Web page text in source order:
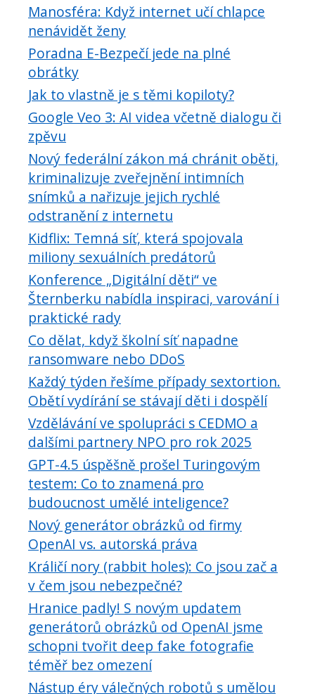
Manosféra: Když internet učí chlapce
nenávidět ženy
Poradna E-Bezpečí jede na plné
obrátky
Jak to vlastně je s těmi kopiloty?
Google Veo 3: AI videa včetně dialogu či
zpěvu
Nový federální zákon má chránit oběti,
kriminalizuje zveřejnění intimních
snímků a nařizuje jejich rychlé
odstranění z internetu
Kidflix: Temná síť, která spojovala
miliony sexuálních predátorů
Konference „Digitální děti“ ve
Šternberku nabídla inspiraci, varování i
praktické rady
Co dělat, když školní síť napadne
ransomware nebo DDoS
Každý týden řešíme případy sextortion.
Obětí vydírání se stávají děti i dospělí
Vzdělávání ve spolupráci s CEDMO a
dalšími partnery NPO pro rok 2025
GPT-4.5 úspěšně prošel Turingovým
testem: Co to znamená pro
budoucnost umělé inteligence?
Nový generátor obrázků od firmy
OpenAI vs. autorská práva
Králičí nory (rabbit holes): Co jsou zač a
v čem jsou nebezpečné?
Hranice padly! S novým updatem
generátorů obrázků od OpenAI jsme
schopni tvořit deep fake fotografie
téměř bez omezení
Nástup éry válečných robotů s umělou